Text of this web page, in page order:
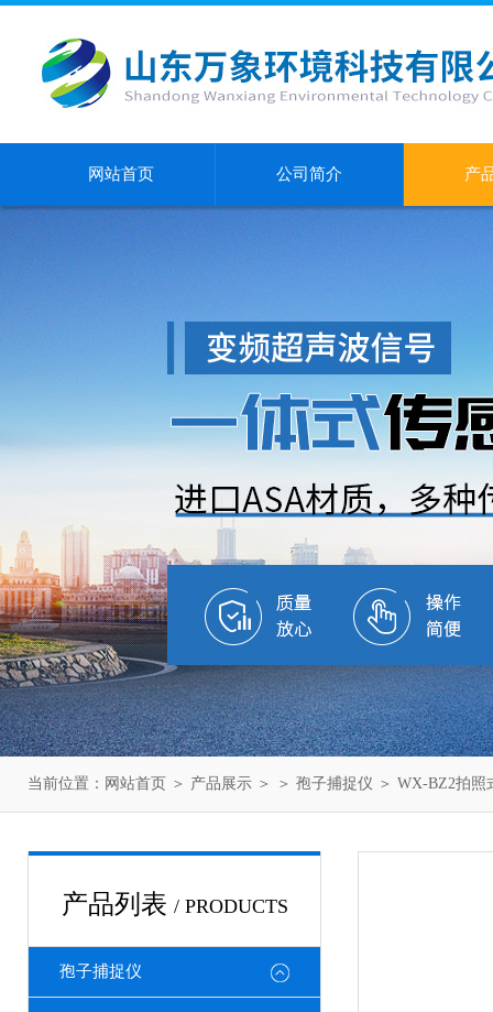
网站首页 公司简介 产
当前位置： 网站首页 ＞ 产品展示 ＞ ＞ 孢子捕捉仪 ＞ WX-BZ2拍照
产品列表 / PRODUCTS
孢子捕捉仪